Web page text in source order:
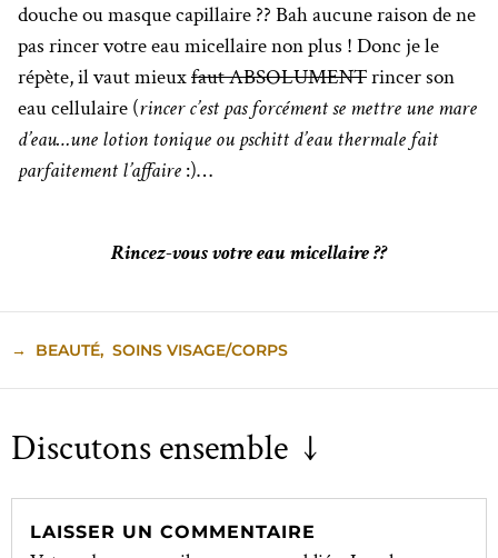
douche ou masque capillaire ?? Bah aucune raison de ne
pas rincer votre eau micellaire non plus ! Donc je le
répète, il vaut mieuxfaut ABSOLUMENTrincer son
eau cellulaire (rincer c’est pas forcément se mettre une mare
d’eau…une lotion tonique ou pschitt d’eau thermale fait
parfaitement l’affaire :)…
Rincez-vous votre eau micellaire ??
→ BEAUTÉ, SOINS VISAGE/CORPS
Discutons ensemble ↓
LAISSER UN COMMENTAIRE